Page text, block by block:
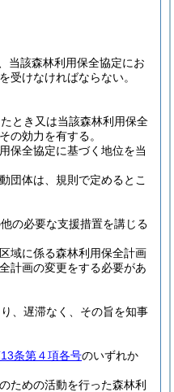
当該森林利用保全協定にお
受けなければならない。
とき又は当該森林利用保全
の効力を有する。
保全協定に基づく地位を当
団体は、規則で定めるとこ
の必要な支援措置を講じる
域に係る森林利用保全計画
計画の変更をする必要があ
、遅滞なく、その旨を知事
条第４項各号のいずれか
ための活動を行った森林利